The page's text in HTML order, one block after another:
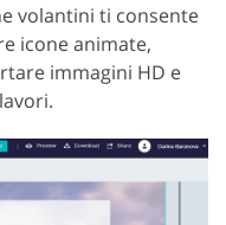
volantini ti consente
icone animate,
immagini HD e